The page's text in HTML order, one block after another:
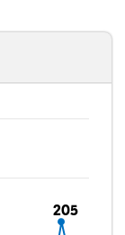
205
205